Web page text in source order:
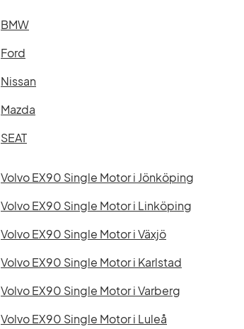
BMW
Ford
Nissan
Mazda
SEAT
Volvo EX90 Single Motor i Jönköping
Volvo EX90 Single Motor i Linköping
Volvo EX90 Single Motor i Växjö
Volvo EX90 Single Motor i Karlstad
Volvo EX90 Single Motor i Varberg
Volvo EX90 Single Motor i Luleå